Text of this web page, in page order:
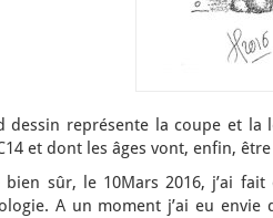
dessin représente la coupe et
et dont les âges vont, enfin,
bien sûr, le 10Mars 2016, j’ai
A un moment j’ai eu